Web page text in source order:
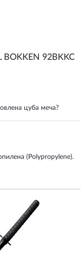
BOKKEN 92BKKC
цуба меча?
(Polypropylene).